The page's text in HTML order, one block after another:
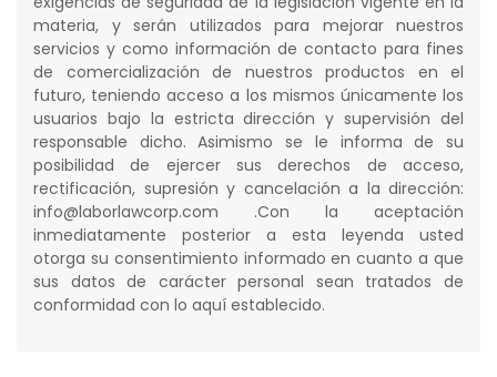
materia, y serán utilizados para mejorar nuestros
servicios y como información de contacto para fines
de comercialización de nuestros productos en el
futuro, teniendo acceso a los mismos únicamente los
usuarios bajo la estricta dirección y supervisión del
responsable dicho. Asimismo se le informa de su
posibilidad de ejercer sus derechos de acceso,
rectificación, supresión y cancelación a la dirección:
info@laborlawcorp.com .Con la aceptación
inmediatamente posterior a esta leyenda usted
otorga su consentimiento informado en cuanto a que
sus datos de carácter personal sean tratados de
conformidad con lo aquí establecido.